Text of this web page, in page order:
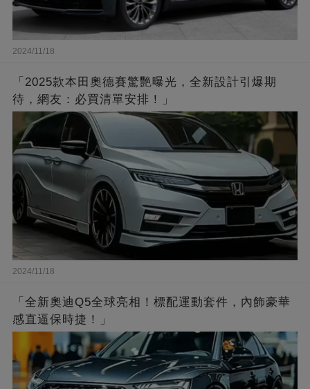
2024/11/18
「2025款本田奧德賽驚艷曝光，全新設計引爆期
待，網友：必買清單安排！」
2024/11/18
「全新奧迪Q5全球亮相！標配運動套件，內飾豪華
感直逼保時捷！」